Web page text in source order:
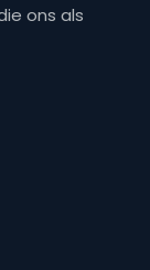
ons als